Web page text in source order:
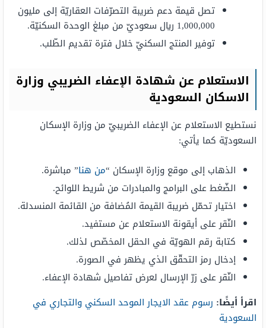
تصل قيمة دعم ضريبة التصرّفات العقاريّة إلى مليون
1,000,000 ريال سعوديّ من مبلغ الوحدة السكنيّة.
توفير المنتج السكنيّ خلال فترة تقديم الطّلب.
الاستعلام عن شهادة الإعفاء الضريبي وزارة
الاسكان السعودية
نستطيع الاستعلام عن الإعفاء الضريبيّ من وزارة الإسكان
السعوديّة كما يأتي:
الذهاب إلى موقع وزارة الإسكان “من هنا” مباشرة.
الضّغط على البرامج والمبادرات من شريط اللوائح.
اختيار تحمّل ضريبة القيمة المُضافة من القائمة المنسدلة.
النّقر على أيقونة الاستعلام عن مستفيد.
كتابة رقم الهويّة في الحقل المخصّص لذلك.
إدخال رمز التحقّق الذي يظهر في الصورة.
النّقر على زرّ الإرسال لعرض تفاصيل شهادة الإعفاء.
اقرأ أيضًا: رسوم عقد الايجار الموحد السكني والتجاري في
السعودية